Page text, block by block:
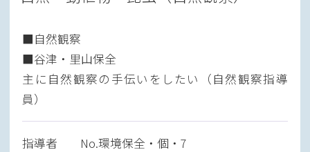
■自然観察
■谷津・里山保全
主に自然観察の手伝いをしたい（自然観察指導
員）
指導者
No.環境保全・個・7